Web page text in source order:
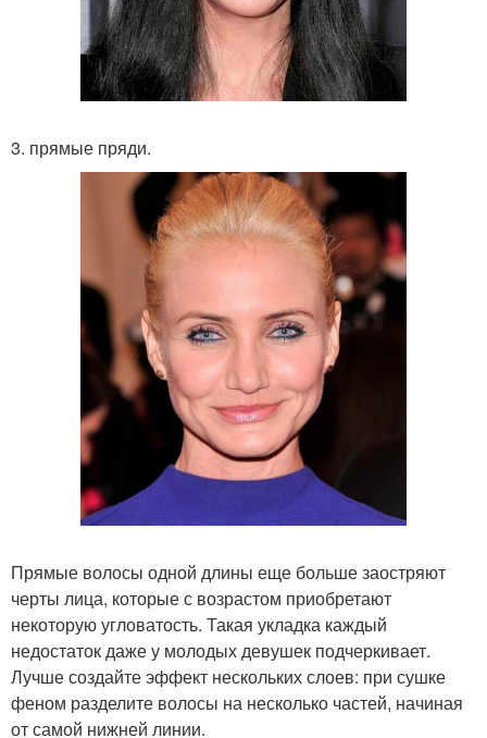
3. прямые пряди.
Прямые волосы одной длины еще больше заостряют
черты лица, которые с возрастом приобретают
некоторую угловатость. Такая укладка каждый
недостаток даже у молодых девушек подчеркивает.
Лучше создайте эффект нескольких слоев: при сушке
феном разделите волосы на несколько частей, начиная
от самой нижней линии.